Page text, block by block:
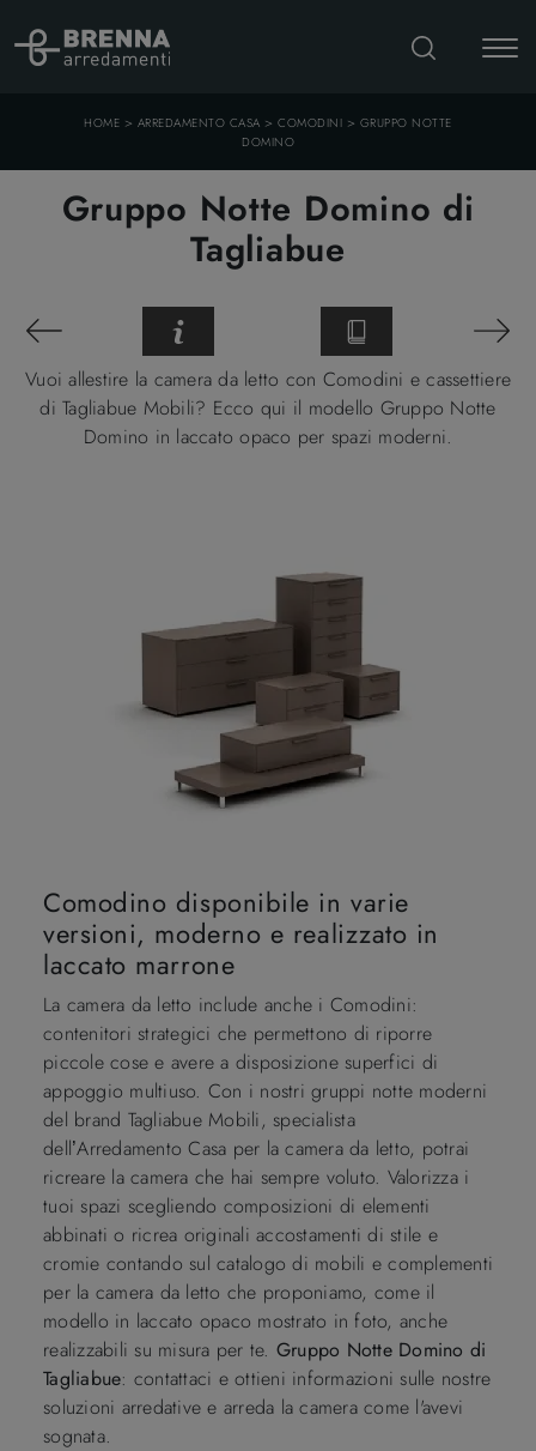
HOME > ARREDAMENTO CASA >COMODINI > GRUPPO NOTTE
DOMINO
Gruppo Notte Domino di
Tagliabue
Vuoi allestire la camera da letto con Comodini e cassettiere
di Tagliabue Mobili? Ecco qui il modello Gruppo Notte
Domino in laccato opaco per spazi moderni.
Comodino disponibile in varie
versioni, moderno e realizzato in
laccato marrone
La camera da letto include anche i Comodini:
contenitori strategici che permettono di riporre
piccole cose e avere a disposizione superfici di
appoggio multiuso. Con i nostri gruppi notte moderni
del brand Tagliabue Mobili, specialista
dell’Arredamento Casa per la camera da letto, potrai
ricreare la camera che hai sempre voluto. Valorizza i
tuoi spazi scegliendo composizioni di elementi
abbinati o ricrea originali accostamenti di stile e
cromie contando sul catalogo di mobili e complementi
per la camera da letto che proponiamo, come il
modello in laccato opaco mostrato in foto, anche
realizzabili su misura per te. Gruppo Notte Domino di
Tagliabue: contattaci e ottieni informazioni sulle nostre
soluzioni arredative e arreda la camera come l'avevi
sognata.